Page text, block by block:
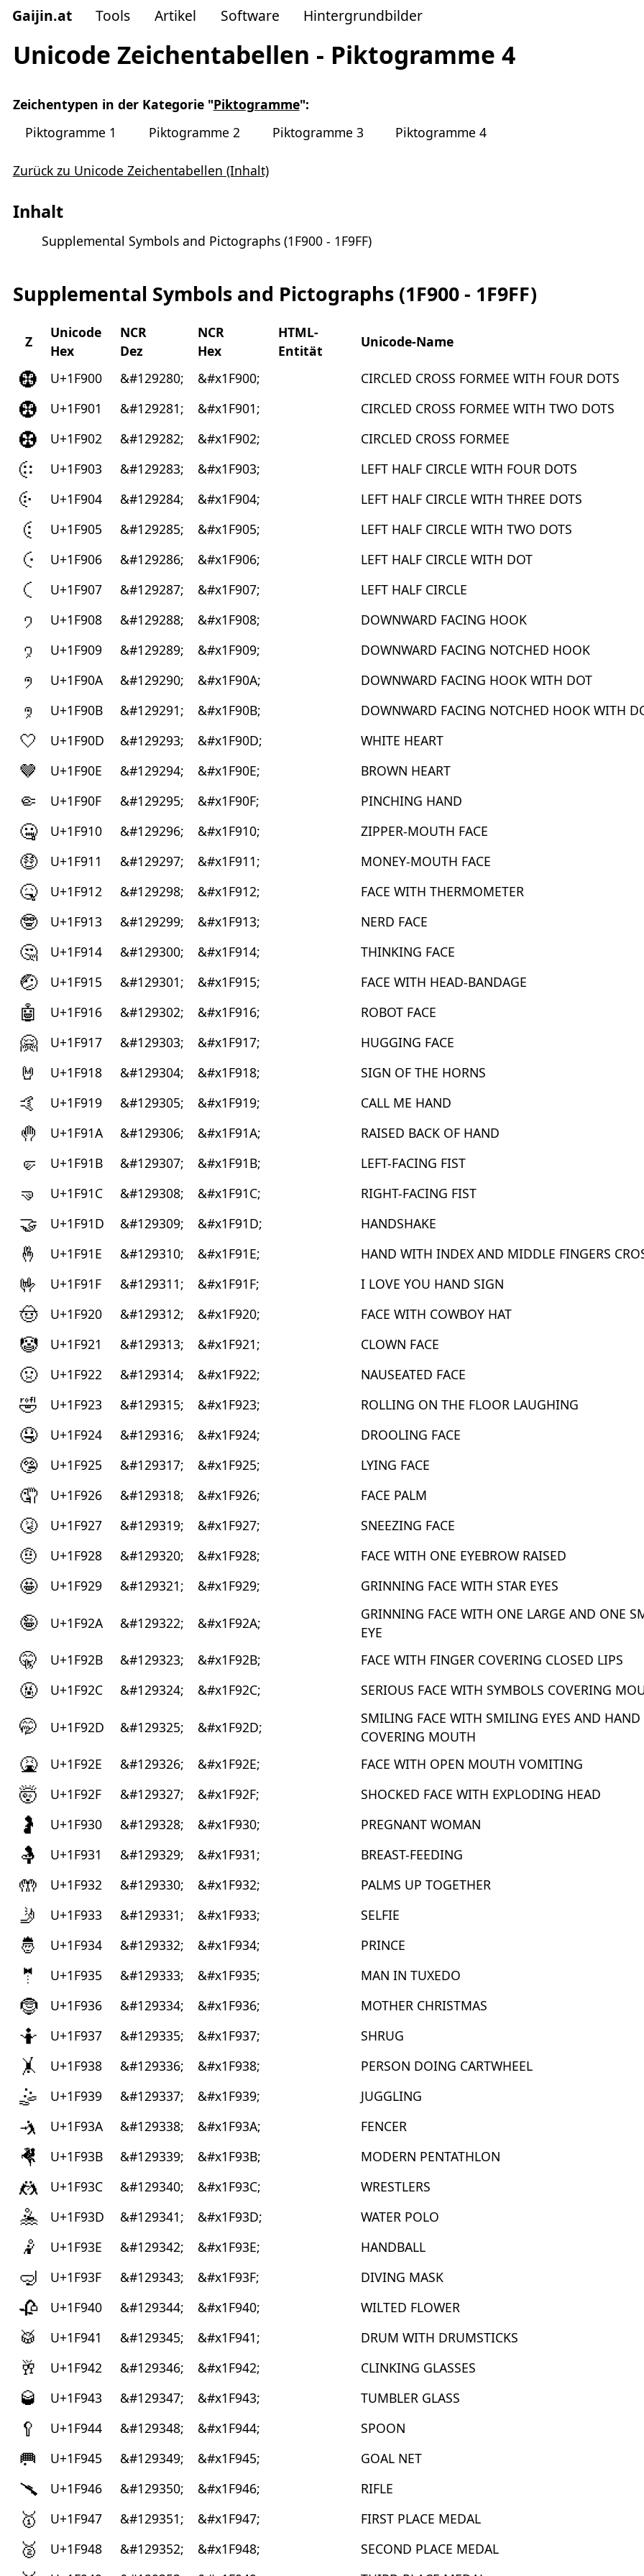
Gaijin.at Tools Artikel Software Hintergrundbilder
Unicode Zeichentabellen - Piktogramme 4
Zeichentypen in der Kategorie "Piktogramme":
Piktogramme 1
Piktogramme 2 Piktogramme 3 Piktogramme 4
Zurück zu Unicode Zeichentabellen (Inhalt)
Inhalt
Supplemental Symbols and Pictographs (1F900 - 1F9FF)
Supplemental Symbols and Pictographs (1F900 - 1F9FF)
Z
Unicode
Hex
NCR
Dez
NCR
Hex
HTML-
Entität
Unicode-Name
🤀 U+1F900 &#129280; &#x1F900; CIRCLED CROSS FORMEE WITH FOUR DOTS
🤁 U+1F901 &#129281; &#x1F901; CIRCLED CROSS FORMEE WITH TWO DOTS
🤂 U+1F902 &#129282; &#x1F902; CIRCLED CROSS FORMEE
🤃 U+1F903 &#129283; &#x1F903; LEFT HALF CIRCLE WITH FOUR DOTS
🤄 U+1F904 &#129284; &#x1F904; LEFT HALF CIRCLE WITH THREE DOTS
🤅 U+1F905 &#129285; &#x1F905; LEFT HALF CIRCLE WITH TWO DOTS
🤆 U+1F906 &#129286; &#x1F906; LEFT HALF CIRCLE WITH DOT
🤇 U+1F907 &#129287; &#x1F907; LEFT HALF CIRCLE
🤈 U+1F908 &#129288; &#x1F908; DOWNWARD FACING HOOK
🤉 U+1F909 &#129289; &#x1F909; DOWNWARD FACING NOTCHED HOOK
🤊 U+1F90A &#129290; &#x1F90A; DOWNWARD FACING HOOK WITH DOT
🤋 U+1F90B &#129291; &#x1F90B; DOWNWARD FACING NOTCHED HOOK WITH
🤍 U+1F90D &#129293; &#x1F90D; WHITE HEART
🤎 U+1F90E &#129294; &#x1F90E; BROWN HEART
🤏 U+1F90F &#129295; &#x1F90F; PINCHING HAND
🤐 U+1F910 &#129296; &#x1F910; ZIPPER-MOUTH FACE
🤑 U+1F911 &#129297; &#x1F911; MONEY-MOUTH FACE
🤒 U+1F912 &#129298; &#x1F912; FACE WITH THERMOMETER
🤓 U+1F913 &#129299; &#x1F913; NERD FACE
🤔 U+1F914 &#129300; &#x1F914; THINKING FACE
🤕 U+1F915 &#129301; &#x1F915; FACE WITH HEAD-BANDAGE
🤖 U+1F916 &#129302; &#x1F916; ROBOT FACE
🤗 U+1F917 &#129303; &#x1F917; HUGGING FACE
🤘 U+1F918 &#129304; &#x1F918; SIGN OF THE HORNS
🤙 U+1F919 &#129305; &#x1F919; CALL ME HAND
🤚 U+1F91A &#129306; &#x1F91A; RAISED BACK OF HAND
🤛 U+1F91B &#129307; &#x1F91B; LEFT-FACING FIST
🤜 U+1F91C &#129308; &#x1F91C; RIGHT-FACING FIST
🤝 U+1F91D &#129309; &#x1F91D; HANDSHAKE
🤞 U+1F91E &#129310; &#x1F91E; HAND WITH INDEX AND MIDDLE FINGERS
🤟 U+1F91F &#129311; &#x1F91F; I LOVE YOU HAND SIGN
🤠 U+1F920 &#129312; &#x1F920; FACE WITH COWBOY HAT
🤡 U+1F921 &#129313; &#x1F921; CLOWN FACE
🤢 U+1F922 &#129314; &#x1F922; NAUSEATED FACE
🤣 U+1F923 &#129315; &#x1F923; ROLLING ON THE FLOOR LAUGHING
🤤 U+1F924 &#129316; &#x1F924; DROOLING FACE
🤥 U+1F925 &#129317; &#x1F925; LYING FACE
🤦 U+1F926 &#129318; &#x1F926; FACE PALM
🤧 U+1F927 &#129319; &#x1F927; SNEEZING FACE
🤨 U+1F928 &#129320; &#x1F928; FACE WITH ONE EYEBROW RAISED
🤩 U+1F929 &#129321; &#x1F929; GRINNING FACE WITH STAR EYES
🤪 U+1F92A &#129322; &#x1F92A;
GRINNING FACE WITH ONE LARGE AND ONE
EYE
🤫 U+1F92B &#129323; &#x1F92B; FACE WITH FINGER COVERING CLOSED LIPS
🤬 U+1F92C &#129324; &#x1F92C; SERIOUS FACE WITH SYMBOLS COVERING
🤭 U+1F92D &#129325; &#x1F92D;
SMILING FACE WITH SMILING EYES AND HAND
COVERING MOUTH
🤮 U+1F92E &#129326; &#x1F92E; FACE WITH OPEN MOUTH VOMITING
🤯 U+1F92F &#129327; &#x1F92F; SHOCKED FACE WITH EXPLODING HEAD
🤰 U+1F930 &#129328; &#x1F930; PREGNANT WOMAN
🤱 U+1F931 &#129329; &#x1F931; BREAST-FEEDING
🤲 U+1F932 &#129330; &#x1F932; PALMS UP TOGETHER
🤳 U+1F933 &#129331; &#x1F933; SELFIE
🤴 U+1F934 &#129332; &#x1F934; PRINCE
🤵 U+1F935 &#129333; &#x1F935; MAN IN TUXEDO
🤶 U+1F936 &#129334; &#x1F936; MOTHER CHRISTMAS
🤷 U+1F937 &#129335; &#x1F937; SHRUG
🤸 U+1F938 &#129336; &#x1F938; PERSON DOING CARTWHEEL
🤹 U+1F939 &#129337; &#x1F939; JUGGLING
🤺 U+1F93A &#129338; &#x1F93A; FENCER
🤻 U+1F93B &#129339; &#x1F93B; MODERN PENTATHLON
🤼 U+1F93C &#129340; &#x1F93C; WRESTLERS
🤽 U+1F93D &#129341; &#x1F93D; WATER POLO
🤾 U+1F93E &#129342; &#x1F93E; HANDBALL
🤿 U+1F93F &#129343; &#x1F93F; DIVING MASK
🥀 U+1F940 &#129344; &#x1F940; WILTED FLOWER
🥁 U+1F941 &#129345; &#x1F941; DRUM WITH DRUMSTICKS
🥂 U+1F942 &#129346; &#x1F942; CLINKING GLASSES
🥃 U+1F943 &#129347; &#x1F943; TUMBLER GLASS
🥄 U+1F944 &#129348; &#x1F944; SPOON
🥅 U+1F945 &#129349; &#x1F945; GOAL NET
🥆 U+1F946 &#129350; &#x1F946; RIFLE
🥇 U+1F947 &#129351; &#x1F947; FIRST PLACE MEDAL
🥈 U+1F948 &#129352; &#x1F948; SECOND PLACE MEDAL